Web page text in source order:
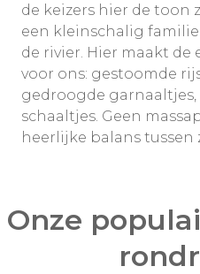
de keizers hier de toon
een kleinschalig
de rivier. Hier maakt de
voor ons: gestoomde
gedroogde
schaaltjes. Geen
heerlijke balans tussen
Onze